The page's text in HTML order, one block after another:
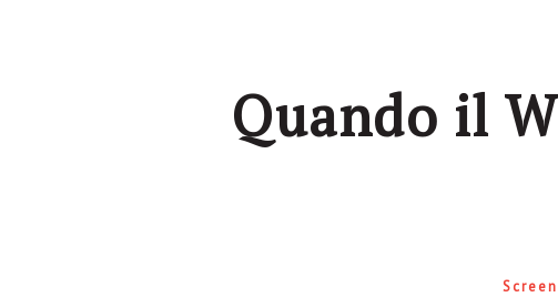
Quando il